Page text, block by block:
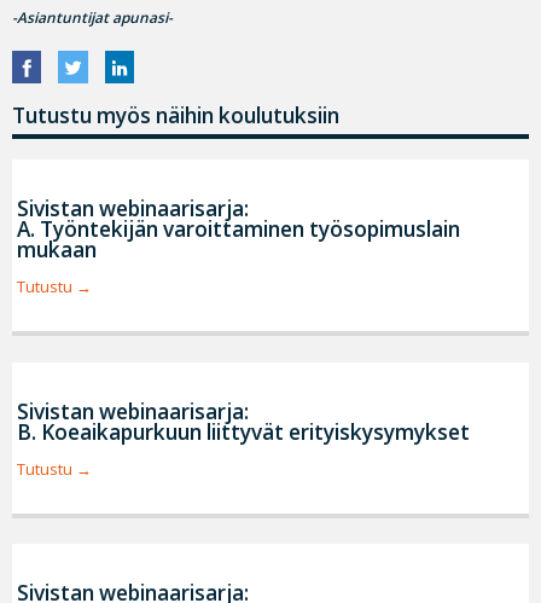
-Asiantuntijat apunasi-
Tutustu myös näihin koulutuksiin
Sivistan webinaarisarja:
A. Työntekijän varoittaminen työsopimuslain
mukaan
Tutustu
Sivistan webinaarisarja:
B. Koeaikapurkuun liittyvät erityiskysymykset
Tutustu
Sivistan webinaarisarja: